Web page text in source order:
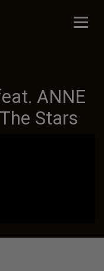
ANNE
Stars